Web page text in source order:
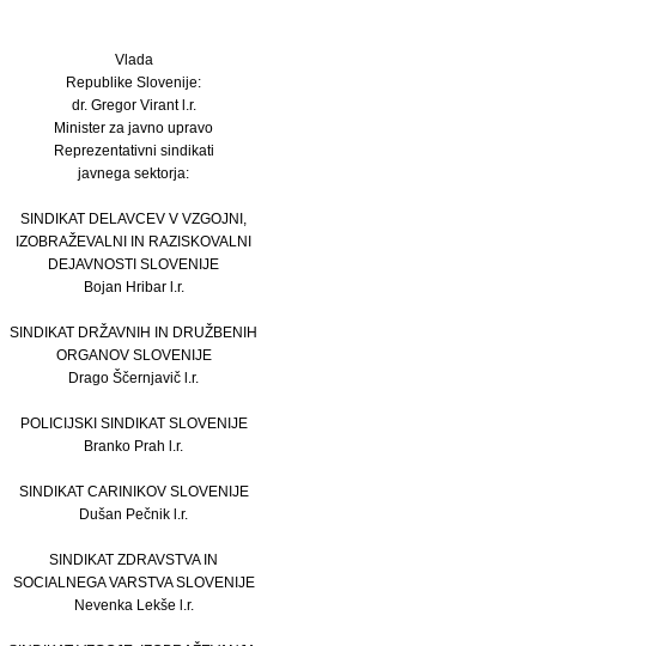
Vlada
Republike Slovenije:
dr. Gregor Virant l.r.
Minister za javno upravo
Reprezentativni sindikati
javnega sektorja:
SINDIKAT DELAVCEV V VZGOJNI,
IZOBRAŽEVALNI IN RAZISKOVALNI
DEJAVNOSTI SLOVENIJE
Bojan Hribar l.r.
SINDIKAT DRŽAVNIH IN DRUŽBENIH
ORGANOV SLOVENIJE
Drago Ščernjavič l.r.
POLICIJSKI SINDIKAT SLOVENIJE
Branko Prah l.r.
SINDIKAT CARINIKOV SLOVENIJE
Dušan Pečnik l.r.
SINDIKAT ZDRAVSTVA IN
SOCIALNEGA VARSTVA SLOVENIJE
Nevenka Lekše l.r.